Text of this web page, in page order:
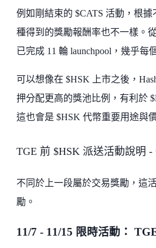
例如剛結束的 $CATS 活動，根
種得到的獎勵報酬率也不一樣。
已完成 11 輪 launchpool，幾乎每
可以想像在 $HSK 上市之後，
押分配更高的獎池比例，有利於
這也會是 $HSK 代幣重要用途與
TGE 前 $HSK 派送活動說明 -
不同於上一段屬於交易獎勵，這
勵。
11/7 - 11/15 限時活動：